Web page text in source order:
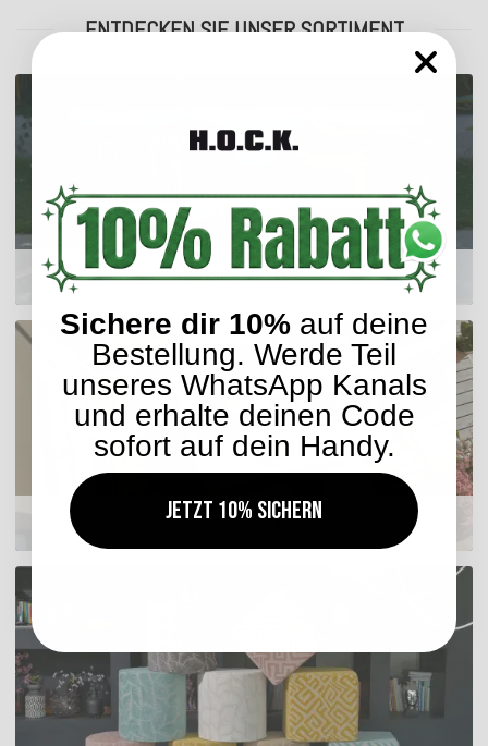
ENTDECKEN SIE UNSER SORTIMENT
Outdoor Kissen
Sitzkissen
Sichere dir 10% auf deine
Bestellung. Werde Teil
unseres WhatsApp Kanals
und erhalte deinen Code
sofort auf dein Handy.
Jetzt 10% sichern